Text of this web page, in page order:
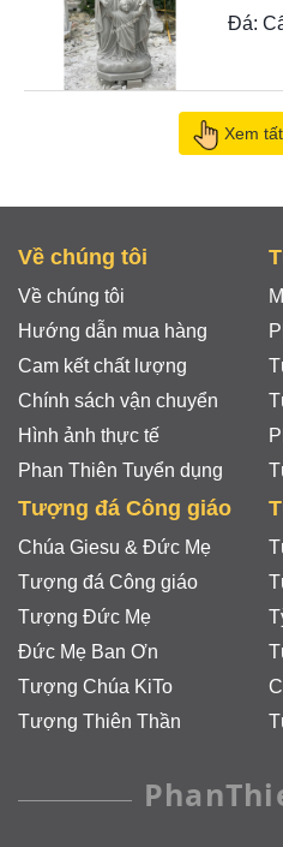
Đá:
Xem
Về chúng tôi
Về chúng tôi
Hướng dẫn mua hàng
Cam kết chất lượng
Chính sách vận chuyển
Hình ảnh thực tế
Phan Thiên Tuyển dụng
Tượng đá Công giáo
Chúa Giesu & Đức Mẹ
Tượng đá Công giáo
Tượng Đức Mẹ
Đức Mẹ Ban Ơn
Tượng Chúa KiTo
Tượng Thiên Thần